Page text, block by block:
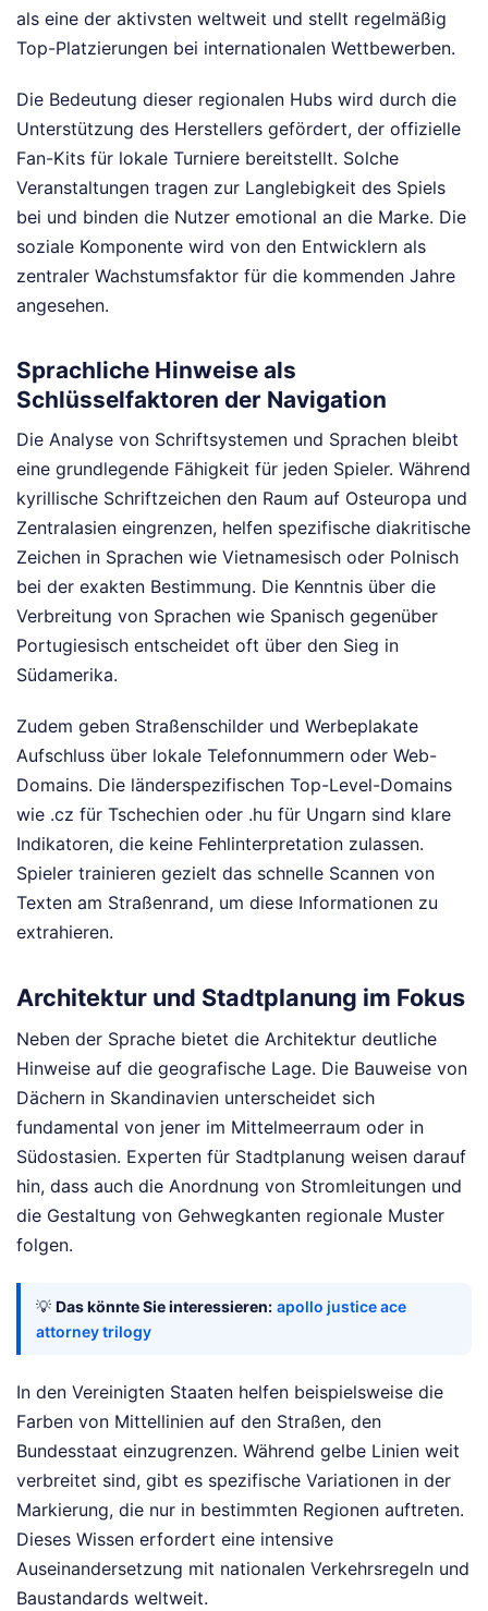
als eine der aktivsten weltweit und stellt regelmäßig
Top-Platzierungen bei internationalen Wettbewerben.
Die Bedeutung dieser regionalen Hubs wird durch die
Unterstützung des Herstellers gefördert, der offizielle
Fan-Kits für lokale Turniere bereitstellt. Solche
Veranstaltungen tragen zur Langlebigkeit des Spiels
bei und binden die Nutzer emotional an die Marke. Die
soziale Komponente wird von den Entwicklern als
zentraler Wachstumsfaktor für die kommenden Jahre
angesehen.
Sprachliche Hinweise als
Schlüsselfaktoren der Navigation
Die Analyse von Schriftsystemen und Sprachen bleibt
eine grundlegende Fähigkeit für jeden Spieler. Während
kyrillische Schriftzeichen den Raum auf Osteuropa und
Zentralasien eingrenzen, helfen spezifische diakritische
Zeichen in Sprachen wie Vietnamesisch oder Polnisch
bei der exakten Bestimmung. Die Kenntnis über die
Verbreitung von Sprachen wie Spanisch gegenüber
Portugiesisch entscheidet oft über den Sieg in
Südamerika.
Zudem geben Straßenschilder und Werbeplakate
Aufschluss über lokale Telefonnummern oder Web-
Domains. Die länderspezifischen Top-Level-Domains
wie .cz für Tschechien oder .hu für Ungarn sind klare
Indikatoren, die keine Fehlinterpretation zulassen.
Spieler trainieren gezielt das schnelle Scannen von
Texten am Straßenrand, um diese Informationen zu
extrahieren.
Architektur und Stadtplanung im Fokus
Neben der Sprache bietet die Architektur deutliche
Hinweise auf die geografische Lage. Die Bauweise von
Dächern in Skandinavien unterscheidet sich
fundamental von jener im Mittelmeerraum oder in
Südostasien. Experten für Stadtplanung weisen darauf
hin, dass auch die Anordnung von Stromleitungen und
die Gestaltung von Gehwegkanten regionale Muster
folgen.
💡 Das könnte Sie interessieren: apollo justice ace
attorney trilogy
In den Vereinigten Staaten helfen beispielsweise die
Farben von Mittellinien auf den Straßen, den
Bundesstaat einzugrenzen. Während gelbe Linien weit
verbreitet sind, gibt es spezifische Variationen in der
Markierung, die nur in bestimmten Regionen auftreten.
Dieses Wissen erfordert eine intensive
Auseinandersetzung mit nationalen Verkehrsregeln und
Baustandards weltweit.